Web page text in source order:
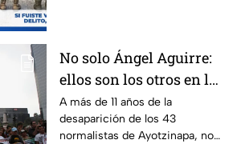
No solo Ángel Aguirre:
ellos son los otros en la
lupa por el caso
Ayotzinapa
A más de 11 años de la
desaparición de los 43
normalistas de Ayotzinapa, no